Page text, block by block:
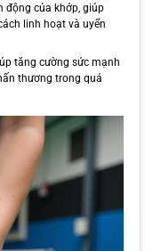
động của khớp, giúp
linh hoạt và uyển
tăng cường sức mạnh
thương trong quá